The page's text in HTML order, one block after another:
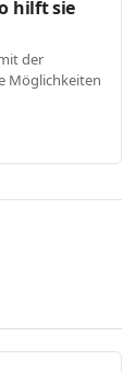
hilft sie
der
Möglichkeiten